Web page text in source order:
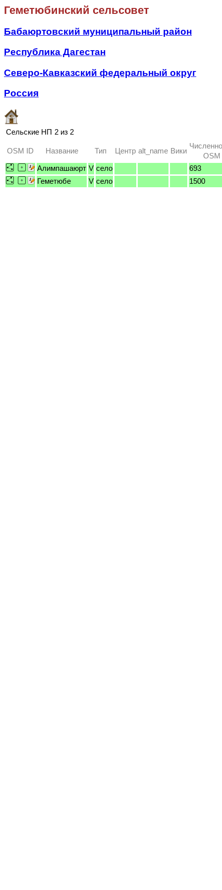
Геметюбинский сельсовет
Бабаюртовский муниципальный район
Республика Дагестан
Северо-Кавказский федеральный округ
Россия
Сельские НП 2 из 2
OSM ID Название Тип Центр alt_name Вики
OSM
Алимпашаюрт V село
693
Геметюбе
V село 1500